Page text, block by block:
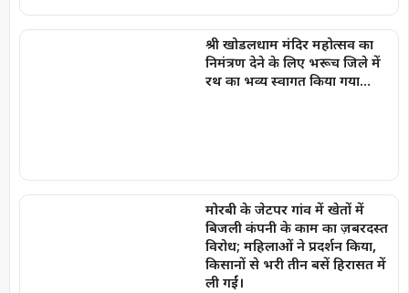
श्री खोडलधाम मंदिर महोत्सव का
निमंत्रण देने के लिए भरूच जिले में
रथ का भव्य स्वागत किया गया…
मोरबी के जेटपर गांव में खेतों में
बिजली कंपनी के काम का ज़बरदस्त
विरोध; महिलाओं ने प्रदर्शन किया,
किसानों से भरी तीन बसें हिरासत में
ली गईं।